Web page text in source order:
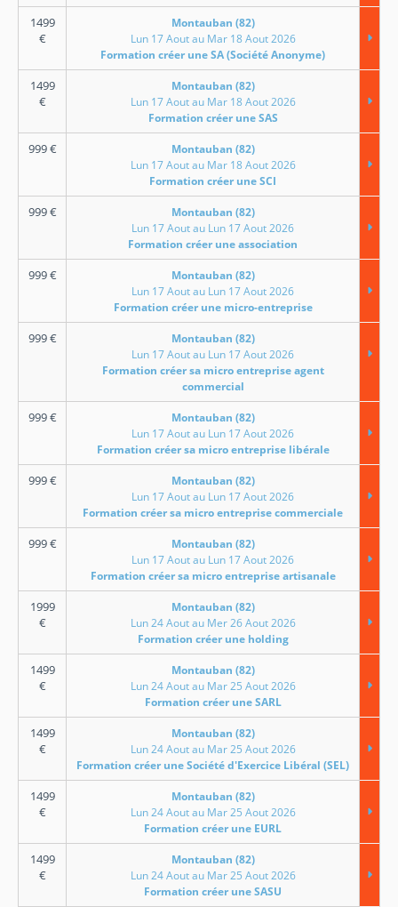
1499
€
Montauban (82)
Lun 17 Aout au Mar 18 Aout 2026
Formation créer une SA (Société Anonyme)
1499
€
Montauban (82)
Lun 17 Aout au Mar 18 Aout 2026
Formation créer une SAS
999€
Montauban (82)
Lun 17 Aout au Mar 18 Aout 2026
Formation créer une SCI
999€
Montauban (82)
Lun 17 Aout au Lun 17 Aout 2026
Formation créer une association
999€
Montauban (82)
Lun 17 Aout au Lun 17 Aout 2026
Formation créer une micro-entreprise
999€
Montauban (82)
Lun 17 Aout au Lun 17 Aout 2026
Formation créer sa micro entreprise agent
commercial
999€
Montauban (82)
Lun 17 Aout au Lun 17 Aout 2026
Formation créer sa micro entreprise libérale
999€
Montauban (82)
Lun 17 Aout au Lun 17 Aout 2026
Formation créer sa micro entreprise commerciale
999€
Montauban (82)
Lun 17 Aout au Lun 17 Aout 2026
Formation créer sa micro entreprise artisanale
1999
€
Montauban (82)
Lun 24 Aout au Mer 26 Aout 2026
Formation créer une holding
1499
€
Montauban (82)
Lun 24 Aout au Mar 25 Aout 2026
Formation créer une SARL
1499
€
Montauban (82)
Lun 24 Aout au Mar 25 Aout 2026
Formation créer une Société d'Exercice Libéral (SEL)
1499
€
Montauban (82)
Lun 24 Aout au Mar 25 Aout 2026
Formation créer une EURL
1499
€
Montauban (82)
Lun 24 Aout au Mar 25 Aout 2026
Formation créer une SASU